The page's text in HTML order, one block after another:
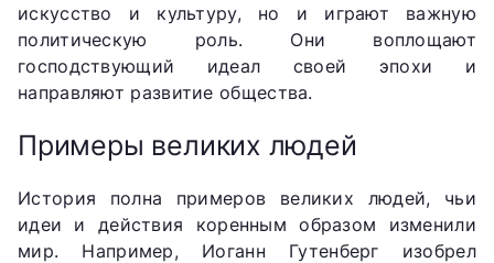
искусство и культуру, но и играют важную
политическую роль. Они воплощают
господствующий идеал своей эпохи и
направляют развитие общества.
Примеры великих людей
История полна примеров великих людей, чьи
идеи и действия коренным образом изменили
мир. Например, Иоганн Гутенберг изобрел